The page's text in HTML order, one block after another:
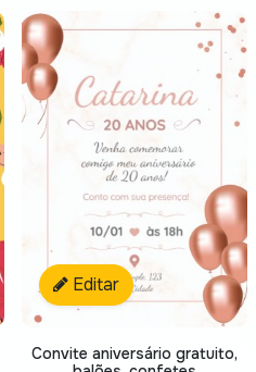
Editar
Convite aniversário gratuito,